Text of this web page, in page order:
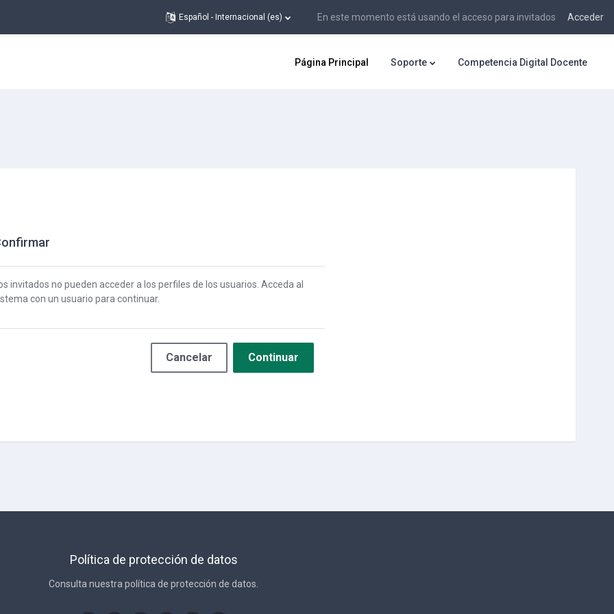
Español - Internacional ‎(es)‎ En este momento está usando el acceso para invitados Acceder
Página Principal Soporte Competencia Digital Docente
invitados no pueden acceder a los perfiles de los usuarios. Acceda al
con un usuario para continuar.
Cancelar Continuar
Política de protección de datos
Consulta nuestra política de protección de datos.